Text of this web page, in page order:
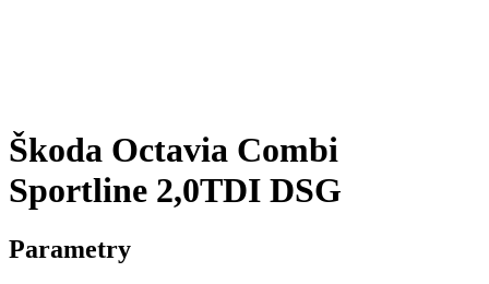
Škoda Octavia Combi
Sportline 2,0TDI DSG
Parametry